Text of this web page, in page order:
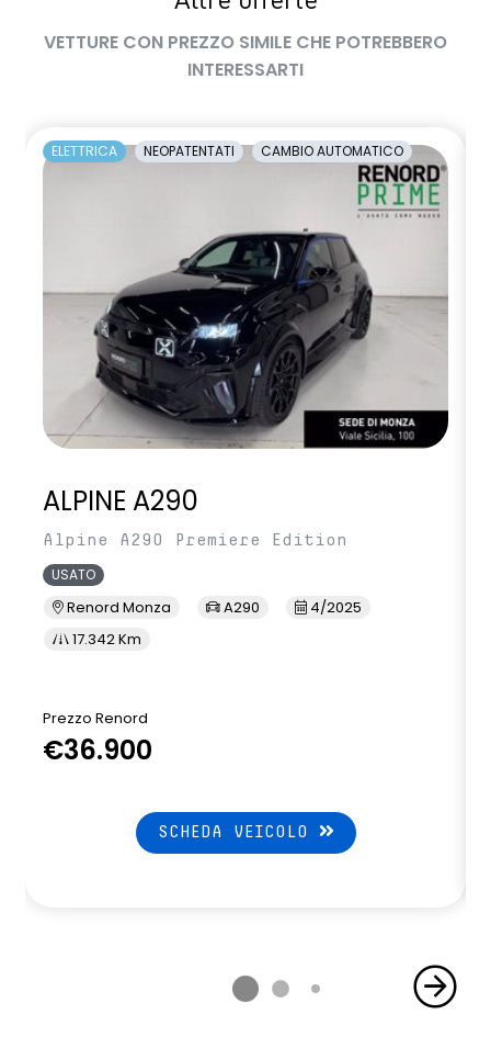
VETTURE CON PREZZO SIMILE CHE POTREBBERO
INTERESSARTI
ELETTRICA NEOPATENTATI CAMBIO AUTOMATICO
ALPINE A290
Alpine A290 Premiere Edition
USATO
Renord Monza A290
4/2025
17.342 Km
Prezzo Renord
€36.900
SCHEDA VEICOLO